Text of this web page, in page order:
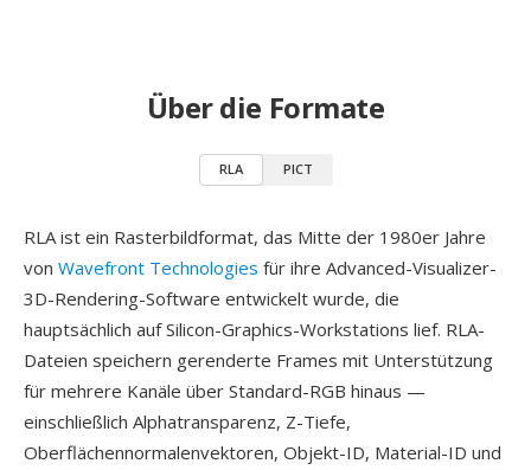
Über die Formate
RLA PICT
RLA ist ein Rasterbildformat, das Mitte der 1980er Jahre
von Wavefront Technologies für ihre Advanced-Visualizer-
3D-Rendering-Software entwickelt wurde, die
hauptsächlich auf Silicon-Graphics-Workstations lief. RLA-
Dateien speichern gerenderte Frames mit Unterstützung
für mehrere Kanäle über Standard-RGB hinaus —
einschließlich Alphatransparenz, Z-Tiefe,
Oberflächennormalenvektoren, Objekt-ID, Material-ID und